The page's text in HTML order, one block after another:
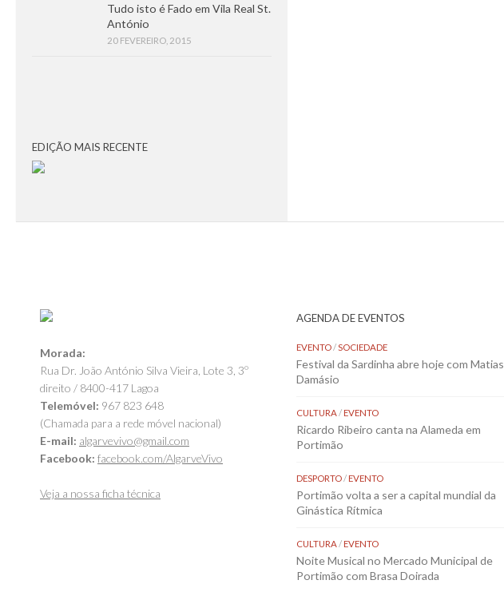
Tudo isto é Fado em Vila Real St.
António
20 FEVEREIRO, 2015
EDIÇÃO MAIS RECENTE
Morada:
Rua Dr. João António Silva Vieira, Lote 3, 3º
direito / 8400-417 Lagoa
Telemóvel: 967 823 648
(Chamada para a rede móvel nacional)
E-mail: algarvevivo@gmail.com
Facebook: facebook.com/AlgarveVivo
Veja a nossa ficha técnica
AGENDA DE EVENTOS
EVENTO/SOCIEDADE
Festival da Sardinha abre hoje com Matias
Damásio
CULTURA/EVENTO
Ricardo Ribeiro canta na Alameda em
Portimão
DESPORTO/EVENTO
Portimão volta a ser a capital mundial da
Ginástica Rítmica
CULTURA/EVENTO
Noite Musical no Mercado Municipal de
Portimão com Brasa Doirada